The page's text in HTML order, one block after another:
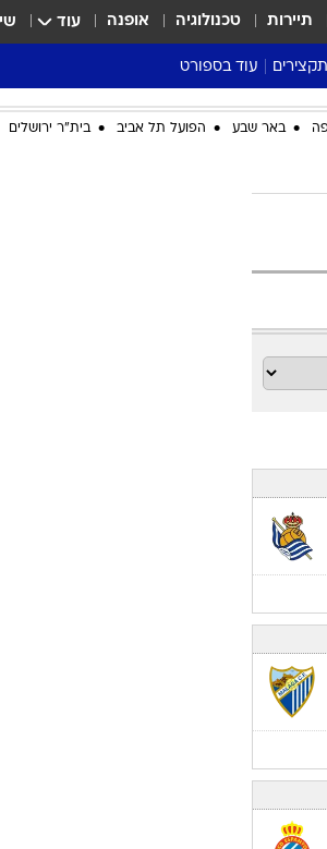
תיירות טכנולוגיה אופנה עוד
תקצירים עוד בספורט
מונדיאל 2026
NBA
אבא של שבת
סערה בממלכה
ענפים נוספים
כתבו לנו
באר שבע הפועל תל אביב בית"ר ירושלים